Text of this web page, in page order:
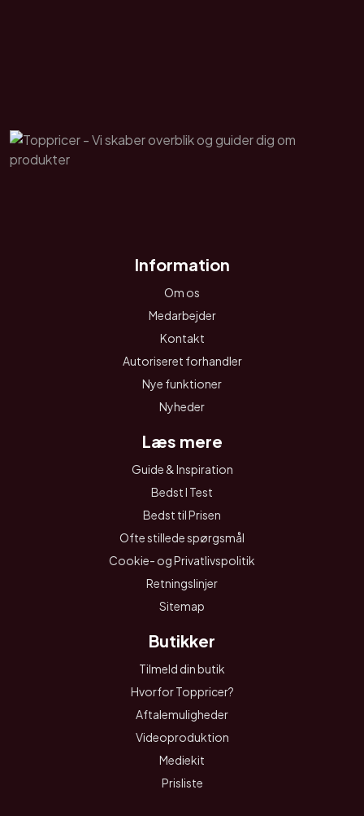
Information
Om os
Medarbejder
Kontakt
Autoriseret forhandler
Nye funktioner
Nyheder
Læs mere
Guide & Inspiration
Bedst I Test
Bedst til Prisen
Ofte stillede spørgsmål
Cookie- og Privatlivspolitik
Retningslinjer
Sitemap
Butikker
Tilmeld din butik
Hvorfor Toppricer?
Aftalemuligheder
Videoproduktion
Mediekit
Prisliste